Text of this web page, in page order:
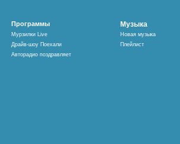
Программы
Мурзилки Live
Драйв-шоу Поехали
Авторадио поздравляет
Музыка
Новая музыка
Плейлист